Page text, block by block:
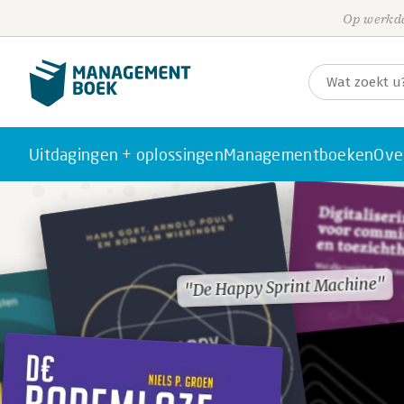
Op
Uitdagingen + oplossingenManagementboeken
"De Happy Sprint Machine"
"De Happy Sprint Machine"